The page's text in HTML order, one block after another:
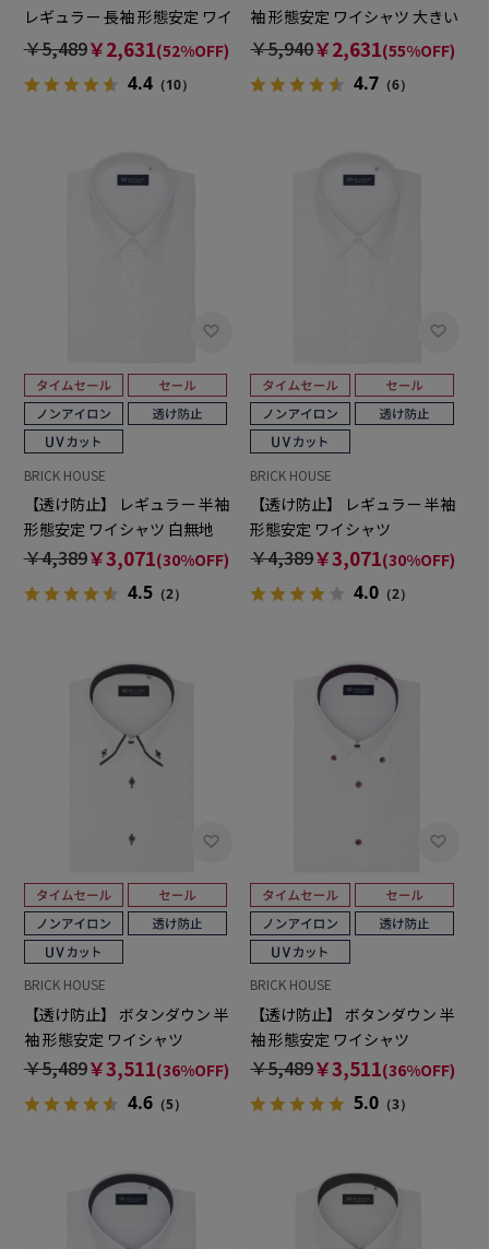
レギュラー 長袖 形態安定 ワイ
シャツ
￥5,489￥2,631(52%OFF)
4.4（10）
袖 形態安定 ワイシャツ 大きい
サイズ
￥5,940￥2,631(55%OFF)
4.7 （6）
BRICK HOUSE
【透け防止】 レギュラー 半袖
形態安定 ワイシャツ 白無地
￥4,389￥3,071(30%OFF)
4.5（2）
BRICK HOUSE
【透け防止】 レギュラー 半袖
形態安定 ワイシャツ
￥4,389￥3,071(30%OFF)
4.0 （2）
BRICK HOUSE
【透け防止】 ボタンダウン 半
袖 形態安定 ワイシャツ
￥5,489￥3,511(36%OFF)
4.6（5）
BRICK HOUSE
【透け防止】 ボタンダウン 半
袖 形態安定 ワイシャツ
￥5,489￥3,511(36%OFF)
5.0 （3）